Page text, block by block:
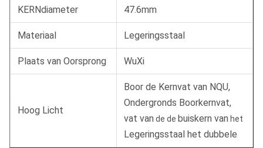
KERNdiameter 47.6mm
Materiaal Legeringsstaal
Plaats van Oorsprong WuXi
Hoog Licht
Boor de Kernvat van NQU,
Ondergronds Boorkernvat,
vat van de de buiskern van het
Legeringsstaal het dubbele